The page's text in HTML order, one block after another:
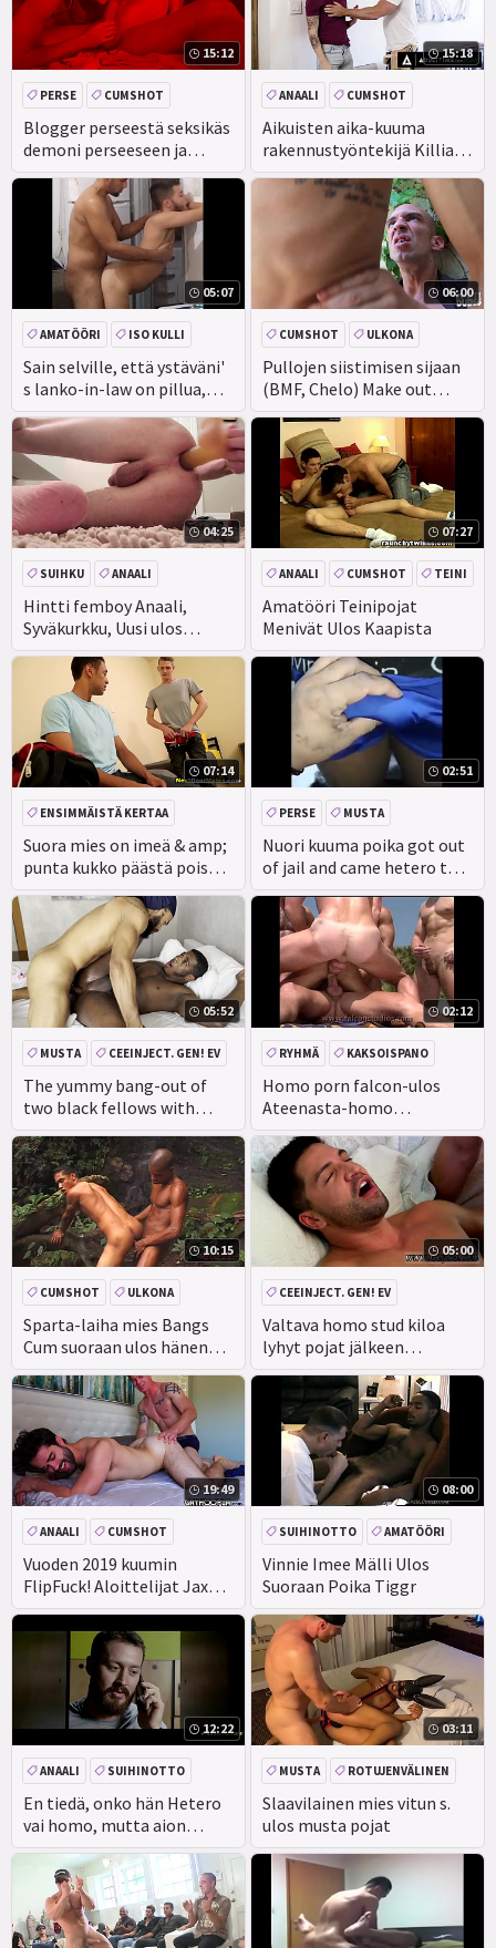
15:12
Blogger perseestä seksikäs
demoni perseeseen ja
cummed ulos siitä
PERSE
CUMSHOT
SUIHINOTTO
AMATÖÖRI
15:18
Aikuisten aika-kuuma
rakennustyöntekijä Killian
Knox paljain kumulat ulos
Neitsyt Teini Des Irez!
ANAALI
CUMSHOT
KASVOJEN
SUIHINOTTO
05:07
Sain selville, että ystäväni'
s lanko-in-law on pillua,
olin hullu bang poon
upouusi
AMATÖÖRI
ISO KULLI
MUSTA
ANAALI
06:00
Pullojen siistimisen sijaan
(BMF, Chelo) Make out
lähellä Firepit - Reality
Dudes
CUMSHOT
ULKONA
SUIHINOTTO
SUIHINOTTO
04:25
Hintti femboy Anaali,
Syväkurkku, Uusi ulos
suihkusta
SUIHKU
ANAALI
CEEINJECT. GEN! EV
AMATÖÖRI
07:27
Amatööri Teinipojat
Menivät Ulos Kaapista
ANAALI CUMSHOT
TEINI
SUIHINOTTO
07:14
Suora mies on imeä & amp;
punta kukko päästä pois
ongelmista - ensimmäistä
kertaa hintti fuckfest
ENSIMMÄISTÄ KERTAA
ANAALI
SUIHINOTTO
CEEINJECT. GEN! EV
02:51
Nuori kuuma poika got out
of jail and came hetero to
ravage tigr & atilde; o &
#039; s ass
PERSE
MUSTA
SUIHINOTTO
AMATÖÖRI
05:52
The yummy bang-out of
two black fellows with
huge hard-on
MUSTA
CEEINJECT. GEN! EV
02:12
Homo porn falcon-ulos
Ateenasta-homo
pornografia lihasryhmä
jauhaa kaksi tunkeutumista
RYHMÄ KAKSOISPANO
10:15
Sparta-laiha mies Bangs
Cum suoraan ulos hänen
rakastaja' s Kova Kukko!
CUMSHOT
ULKONA
SUIHINOTTO
EEBENPUU
05:00
Valtava homo stud kiloa
lyhyt pojat jälkeen
turhautumista selvittää
CEEINJECT. GEN! EV
19:49
Vuoden 2019 kuumin
FlipFuck! Aloittelijat Jaxon
Ja Robbie Painuvat
Helvettiin!
ANAALI
CUMSHOT
SUIHINOTTO
AMATÖÖRI
08:00
Vinnie Imee Mälli Ulos
Suoraan Poika Tiggr
SUIHINOTTO AMATÖÖRI
12:22
En tiedä, onko hän Hetero
vai homo, mutta aion
selvittää sen.
ANAALI
SUIHINOTTO
SUIHINOTTO
JULKINEN
03:11
Slaavilainen mies vitun s.
ulos musta pojat
MUSTA
ROTUJENVÄLINEN
EEBENPUU
VENÄJÄN